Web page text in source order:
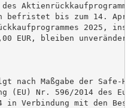
befristet bis zum 14.
2025,
EUR, bleiben unverändert.
nach Maßgabe der Safe-
(EU) Nr. 596/2014 des
in Verbindung mit den